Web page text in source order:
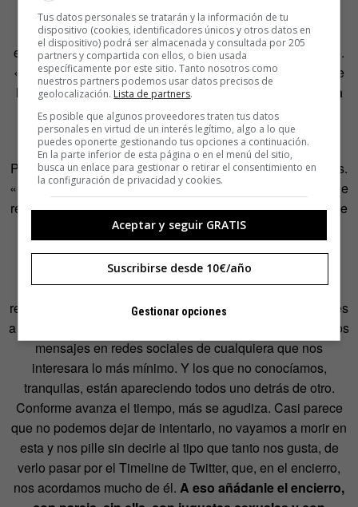
mensajitos con las personas que nos gustan, a pesar de
tener una vida marital montada», comenta la periodista
experta en sexo y autora deContodosdentroCelia Blanco.
«Todo esto, con el confinamiento, se ha perfeccionado. Se
ha expandido. Se ha salido de madre.
Y está siendo una
de las mejores puestas en escena de lo que supone
nuestra sexualidad».
Poco se parece esto al marco histórico de otras pandemias.
«Para empezar, todos tenemos en la mano la posibilidad de
relacionarnos con quien queramos. Y la excusa, incluso, de
aparecer en la vida de los que hace mucho dejaron de
preocupándonos por si quedaron aislados en soledad (e
imaginamos, al tiempo, que volvemos a encontrarnos y
recuperar aquellos polvos de antaño). Mandamos mensajes
a todos los que conocemos. Alabamos y damos un
a los
mensajes en redes sociales de cualquiera que nos
interesara lo más mínimo. Y los que no conocíamos,
tranquilas, están apareciendo todos uno detrás de otro.
Conforme avanza el tiempo, más se agudiza. Casi parece
que no podemos dejar de intentarlo, no vayamos a morir en
esta y nos pille sin decirle al tipo que tanto nos gusta, de
verlo pasar por el Timeline de Twitter, que, en el encierro,
nos acordamos mucho de él. A eso añádanle el encierro,
Tus datos personales se tratarán y la información de tu
dispositivo (cookies, identificadores únicos y otros datos en
el dispositivo) podrá ser almacenada y consultada por 205
partners y compartida con ellos, o bien usada
específicamente por este sitio. Tanto nosotros como
nuestros partners podemos usar datos precisos de
geolocalización. Lista de partners.
Es posible que algunos proveedores traten tus datos
personales en virtud de un interés legítimo, algo a lo que
puedes oponerte gestionando tus opciones a continuación.
En la parte inferior de esta página o en el menú del sitio,
busca un enlace para gestionar o retirar el consentimiento en
la configuración de privacidad y cookies.
Aceptar y seguir GRATIS
Suscribirse desde 10€/año
Gestionar opciones